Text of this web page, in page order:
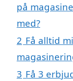
på
med?
2 Få alltid
3 Få 3